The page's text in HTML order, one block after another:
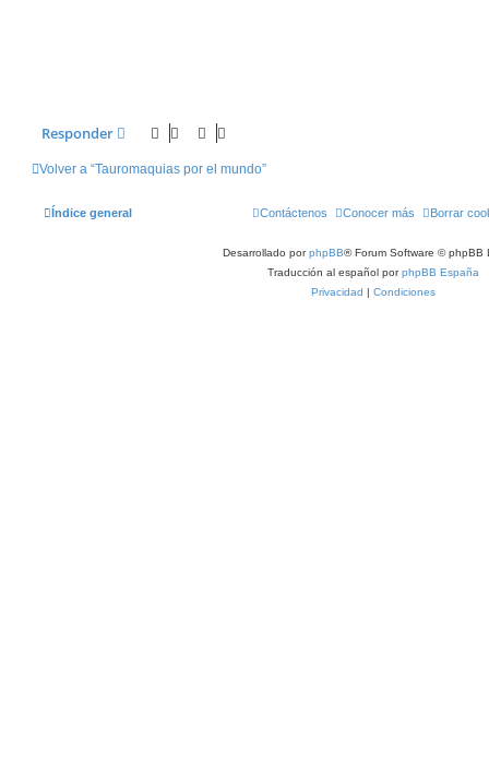
Responder
Volver a “Tauromaquias por el mundo”
Índice general Borrar
Conocer más
Contáctenos
Desarrollado porphpBB® Forum Software © phpBB
Traducción al español porphpBB España
Privacidad | Condiciones